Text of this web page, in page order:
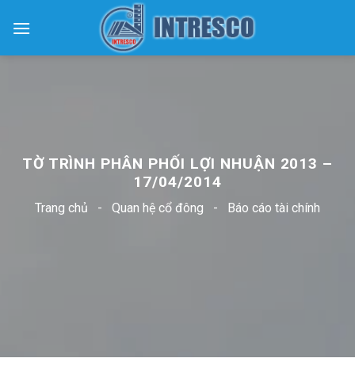
TỜ TRÌNH PHÂN PHỐI LỢI NHUẬN 2013 –
17/04/2014
Trang chủ - Quan hệ cổ đông - Báo cáo tài chính